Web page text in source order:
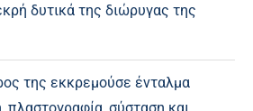
δυτικά της διώρυγας της
της εκκρεμούσε ένταλμα